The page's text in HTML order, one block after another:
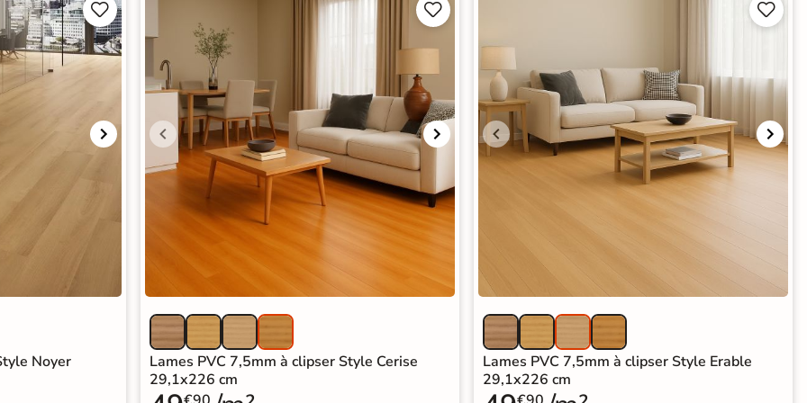


Noyer


Lames PVC 7,5mm à clipser Style Cerise
29,1x226 cm


Lames PVC 7,5mm à clipser Style Erable
29,1x226 cm